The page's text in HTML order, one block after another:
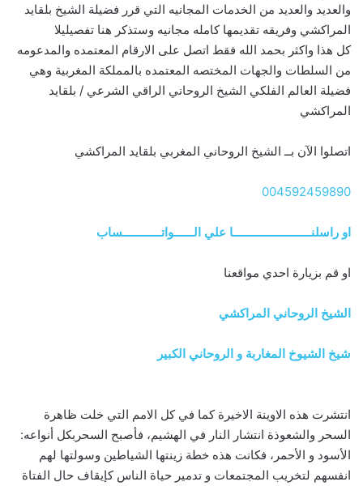
والعديد والعديد من الخدمات المجانيه التي قرر فضيلة الشيخ بلقايد
المراكشي وفريقه تقديمها كامله مجانيه وستذكر هنا تفصيليلا
كل هذا واكثر بحمد الله فقط اتصل على الارقام المعتمده والمدعومه
من السلطات والجهات المختصه المعتمده بالمملكة المغربية وهي
فضيلة العالم الفلكي الشيخ الروحاني الراقي الشرعي / بلقايد
المراكشي
اتصلوا الآن بــ الشيخ الروحاني المغربي بلقايد المراكشي
004592459890
او راسلنــــــــــــــــــــــــا علي الــــــواتــــــــــــساب
او قم بزيارة احدي مواقعنا
الشيخ الروحاني المراكشي
شيخ الشيوخ المغاربة و الروحاني الكبير
انتشرت هذه الاوينة الاخيرة كما في كل الامم التي خلت ظاهرة
السحر والشعوذة انتشار النار في الهشيم، فأصبح السحربكل أنواعه:
الأسود و الأحمر، فكانت هذه خطة زينتها الشياطين وسولتها لهم
انفسهم لتخريب المجتمعات و تدمير حياة الناس كإيقاف حال الفتاة